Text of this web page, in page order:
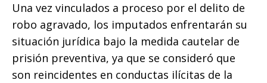
Una vez vinculados a proceso por el delito de
robo agravado, los imputados enfrentarán su
situación jurídica bajo la medida cautelar de
prisión preventiva, ya que se consideró que
son reincidentes en conductas ilícitas de la